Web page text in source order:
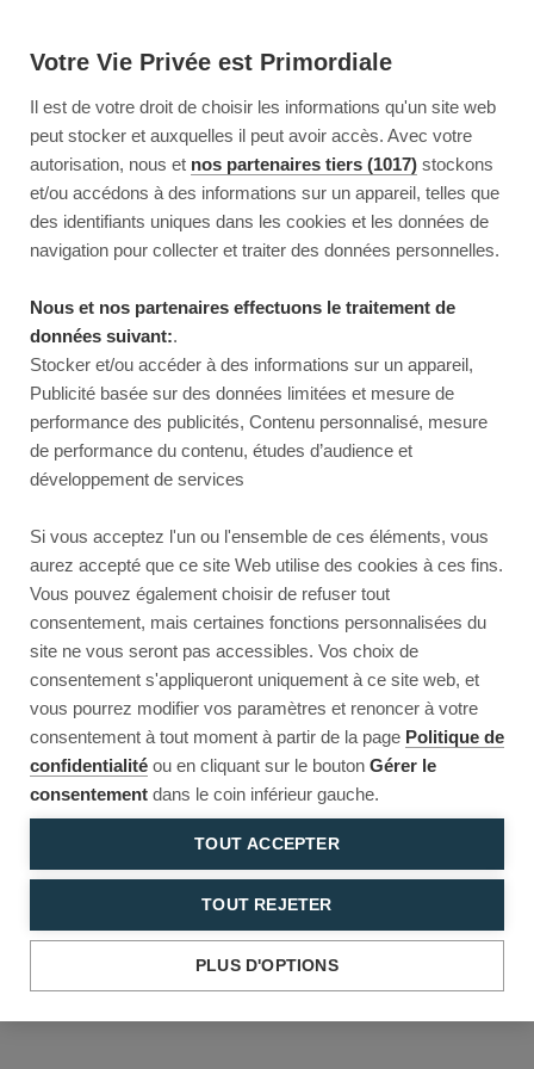
Votre Vie Privée est Primordiale
Il est de votre droit de choisir les informations qu'un site web
peut stocker et auxquelles il peut avoir accès. Avec votre
autorisation, nous et nos partenaires tiers (1017) stockons
et/ou accédons à des informations sur un appareil, telles que
des identifiants uniques dans les cookies et les données de
navigation pour collecter et traiter des données personnelles.
Nous et nos partenaires effectuons le traitement de
données suivant:.
Stocker et/ou accéder à des informations sur un appareil,
Publicité basée sur des données limitées et mesure de
performance des publicités, Contenu personnalisé, mesure
de performance du contenu, études d’audience et
développement de services
Si vous acceptez l'un ou l'ensemble de ces éléments, vous
aurez accepté que ce site Web utilise des cookies à ces fins.
Vous pouvez également choisir de refuser tout
consentement, mais certaines fonctions personnalisées du
site ne vous seront pas accessibles. Vos choix de
consentement s'appliqueront uniquement à ce site web, et
vous pourrez modifier vos paramètres et renoncer à votre
consentement à tout moment à partir de la page Politique de
confidentialité ou en cliquant sur le bouton Gérer le
consentement dans le coin inférieur gauche.
TOUT ACCEPTER
TOUT REJETER
PLUS D'OPTIONS
Reload to try again, or go back.
Reload Back